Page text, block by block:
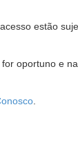
estão
oportuno e